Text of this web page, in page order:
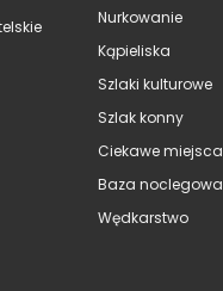
Nurkowanie
Kąpieliska
Szlaki kulturowe
Szlak konny
Ciekawe miejsca
Baza noclegowa
Wędkarstwo